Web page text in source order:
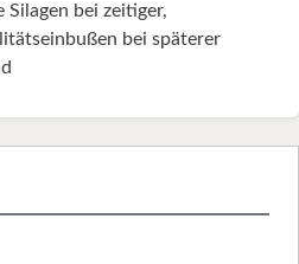
Silagen bei zeitiger,
bei späterer